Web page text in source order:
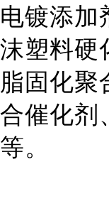
电镀添加
沫塑料硬
脂固化聚
合催化剂
等。
...